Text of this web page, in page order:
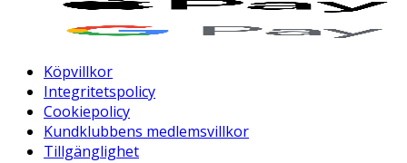
Köpvillkor
Integritetspolicy
Cookiepolicy
Kundklubbens medlemsvillkor
Tillgänglighet